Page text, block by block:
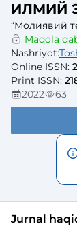
ИЛМИЙ
“Молиявий
Maqola
Nashriyot:
Online ISSN:
Print ISSN:
2022
63
Jurnal